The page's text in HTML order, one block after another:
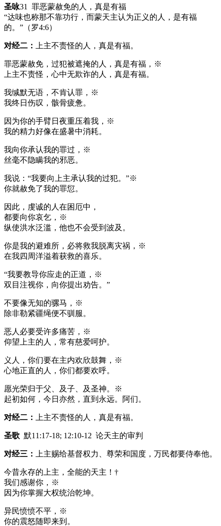
圣咏31 罪恶蒙赦免的人，真是有福
“达味也称那不靠功行，而蒙天主认为正义的人，是有福
的。”（罗4:6）
对经二： 上主不责怪的人，真是有福。
罪恶蒙赦免，过犯被遮掩的人，真是有福，※
上主不责怪，心中无欺诈的人，真是有福。
我缄默无语，不肯认罪，※
我终日伤叹，骸骨疲惫。
因为你的手臂日夜重压着我，※
我的精力好像在盛暑中消耗。
我向你承认我的罪过，※
丝毫不隐瞒我的邪恶。
我说：“我要向上主承认我的过犯。”※
你就赦免了我的罪愆。
因此，虔诚的人在困厄中，
都要向你哀乞，※
纵使洪水泛滥，他也不会受到波及。
你是我的避难所，必将救我脱离灾祸，※
在我四周洋溢着获救的喜乐。
“我要教导你应走的正道，※
双目注视你，向你提出劝告。”
不要像无知的骡马，※
除非勒紧疆绳便不驯服。
恶人必要受许多痛苦，※
仰望上主的人，常有慈爱呵护。
义人，你们要在主内欢欣鼓舞，※
心地正直的人，你们都要欢呼。
愿光荣归于父、及子、及圣神。※
起初如何，今日亦然，直到永远。阿们。
对经二： 上主不责怪的人，真是有福。
圣歌 默11:17-18; 12:10-12 论天主的审判
对经三： 上主赐给基督权力、尊荣和国度，万民都要侍奉他。
今昔永存的上主，全能的天主！†
我们感谢你，※
因为你掌握大权统治乾坤。
异民愤愤不平，※
你的震怒随即来到。